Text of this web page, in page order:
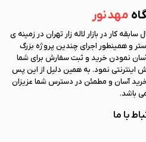
مهد نور
سال سابقه کار در بازار لاله زار تهران در زمینه ی
و همینطور اجرای چندین پروژه بزرگ
سال 1402 به جهت آسان نمودن خرید و ثبت سفارش برای شما
اینترنتی نمود. به همین دلیل از این پس
آسان و مطمئن در دسترس شما عزیزان
باشد.
با ما